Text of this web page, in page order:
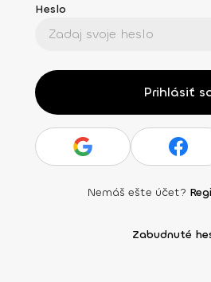
Heslo
Prihlásiť
Nemáš ešte účet?
Zabudnuté